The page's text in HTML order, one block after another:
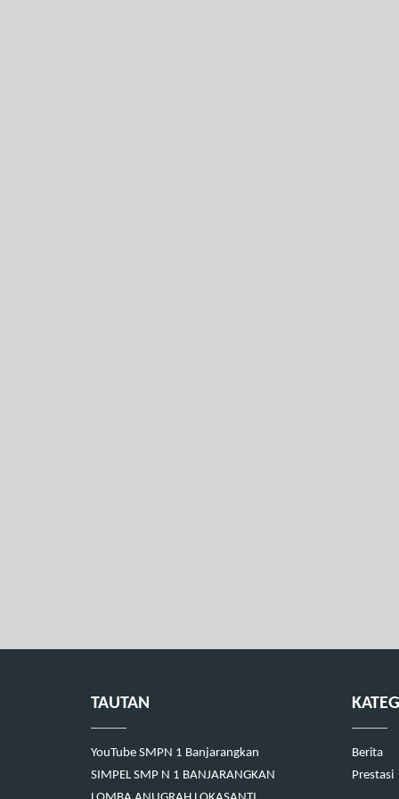
TAUTAN
YouTube SMPN 1 Banjarangkan
SIMPEL SMP N 1 BANJARANGKAN
Berita
Prestasi